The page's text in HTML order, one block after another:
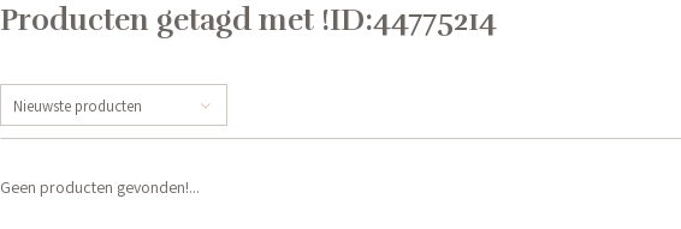
Producten getagd met !ID:44775214
Nieuwste producten
Geen producten gevonden!...